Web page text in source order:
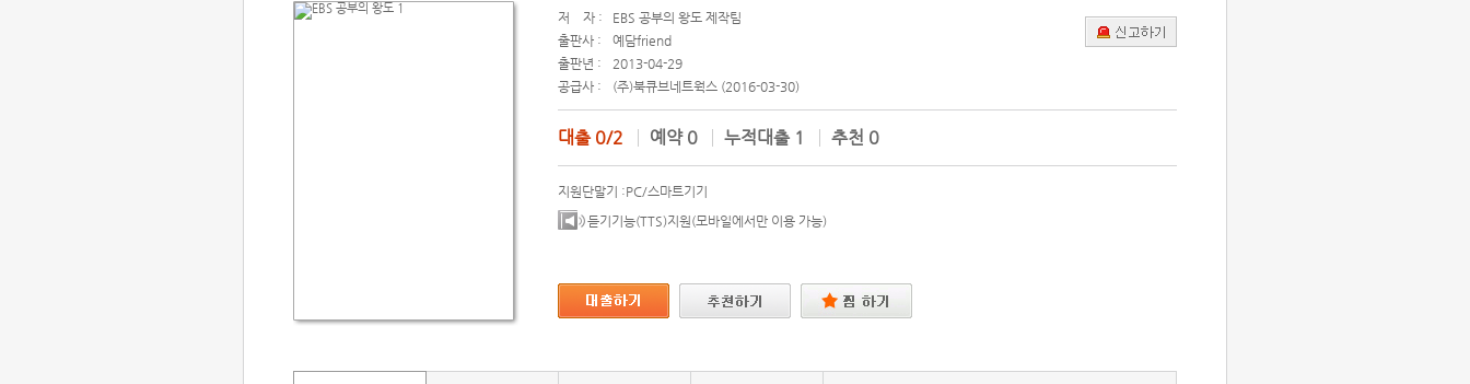
저 자 :
EBS 공부의 왕도 제작팀
출판사 :
예담friend
출판년 :
2013-04-29
공급사 :
(주)북큐브네트웍스 (2016-03-30)
대출 0/2 예약 0 누적대출 1 추천 0
지원단말기 :PC/스마트기기
듣기기능(TTS)지원(모바일에서만 이용 가능)